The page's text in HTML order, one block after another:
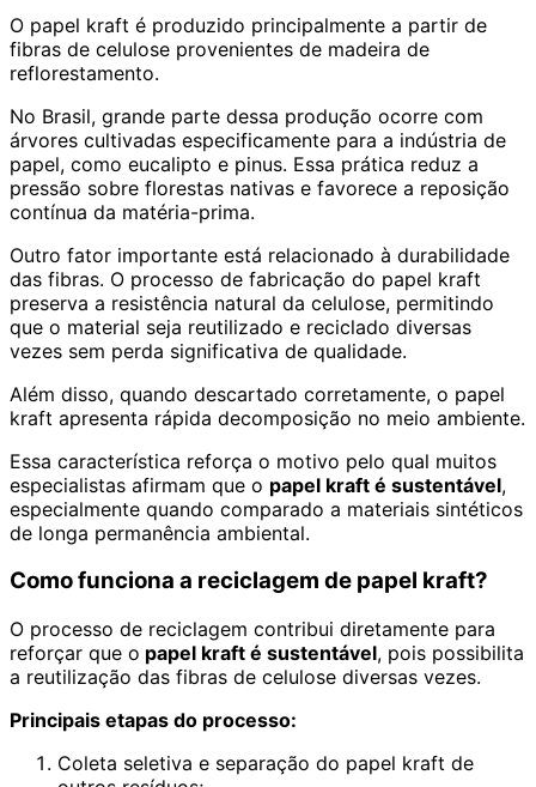
O papel kraft é produzido principalmente a partir de
fibras de celulose provenientes de madeira de
reflorestamento.
No Brasil, grande parte dessa produção ocorre com
árvores cultivadas especificamente para a indústria de
papel, como eucalipto e pinus. Essa prática reduz a
pressão sobre florestas nativas e favorece a reposição
contínua da matéria-prima.
Outro fator importante está relacionado à durabilidade
das fibras. O processo de fabricação do papel kraft
preserva a resistência natural da celulose, permitindo
que o material seja reutilizado e reciclado diversas
vezes sem perda significativa de qualidade.
Além disso, quando descartado corretamente, o papel
kraft apresenta rápida decomposição no meio ambiente.
Essa característica reforça o motivo pelo qual muitos
especialistas afirmam que o papel kraft é sustentável,
especialmente quando comparado a materiais sintéticos
de longa permanência ambiental.
Como funciona a reciclagem de papel kraft?
O processo de reciclagem contribui diretamente para
reforçar que o papel kraft é sustentável, pois possibilita
a reutilização das fibras de celulose diversas vezes.
Principais etapas do processo:
Coleta seletiva e separação do papel kraft de